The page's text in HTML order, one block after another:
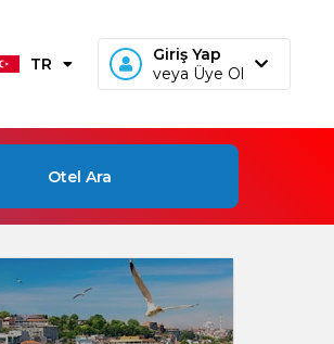
TR
Giriş Yap
veya Üye Ol
Otel Ara